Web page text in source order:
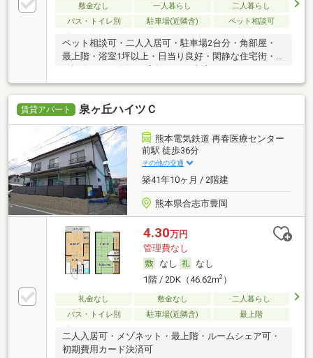
敷金なし 一人暮らし
二人暮らし
バス・トイレ別
駐車場(近隣含) ペット相談可
ペット相談可・二人入居可・駐車場2台分・角部屋・
最上階・浴室1坪以上・日当り良好・閑静な住宅街・
保証人不要／代行 ・家賃カード決済可
賃貸アパート 泉ヶ丘ハイツＣ
熊本電気鉄道 再春医療センター
前駅 徒歩36分
その他の交通
築41年10ヶ月 / 2階建
熊本県合志市豊岡
4.30万円
管理費なし
なし
なし
1階 / 2DK（46.62m2）
礼金なし 敷金なし
二人暮らし
バス・トイレ別
駐車場(近隣含) 最上階
二人入居可・メゾネット・最上階・ルームシェア可・
初期費用カード決済可